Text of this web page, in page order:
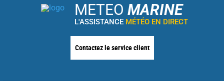
METEO MARINE
L'ASSISTANCE MÉTÉO EN DIRECT
Contactez le service client